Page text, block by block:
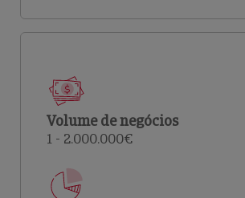
Volume de negócios
1 - 2.000.000€